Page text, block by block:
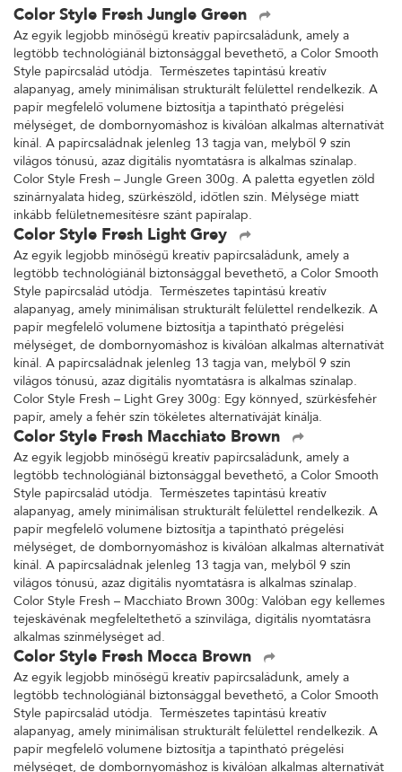
Color Style Fresh Jungle Green
Az egyik legjobb minőségű kreatív papírcsaládunk, amely a
legtöbb technológiánál biztonsággal bevethető, a Color Smooth
Style papírcsalád utódja. Természetes tapintású kreatív
alapanyag, amely minimálisan strukturált felülettel rendelkezik. A
papír megfelelő volumene biztosítja a tapintható prégelési
mélységet, de dombornyomáshoz is kiválóan alkalmas alternatívát
kínál. A papírcsaládnak jelenleg 13 tagja van, melyből 9 szín
világos tónusú, azaz digitális nyomtatásra is alkalmas színalap.
Color Style Fresh – Jungle Green 300g. A paletta egyetlen zöld
színárnyalata hideg, szürkészöld, időtlen szín. Mélysége miatt
inkább felületnemesítésre szánt papíralap.
Color Style Fresh Light Grey
Az egyik legjobb minőségű kreatív papírcsaládunk, amely a
legtöbb technológiánál biztonsággal bevethető, a Color Smooth
Style papírcsalád utódja. Természetes tapintású kreatív
alapanyag, amely minimálisan strukturált felülettel rendelkezik. A
papír megfelelő volumene biztosítja a tapintható prégelési
mélységet, de dombornyomáshoz is kiválóan alkalmas alternatívát
kínál. A papírcsaládnak jelenleg 13 tagja van, melyből 9 szín
világos tónusú, azaz digitális nyomtatásra is alkalmas színalap.
Color Style Fresh – Light Grey 300g: Egy könnyed, szürkésfehér
papír, amely a fehér szín tökéletes alternatíváját kínálja.
Color Style Fresh Macchiato Brown
Az egyik legjobb minőségű kreatív papírcsaládunk, amely a
legtöbb technológiánál biztonsággal bevethető, a Color Smooth
Style papírcsalád utódja. Természetes tapintású kreatív
alapanyag, amely minimálisan strukturált felülettel rendelkezik. A
papír megfelelő volumene biztosítja a tapintható prégelési
mélységet, de dombornyomáshoz is kiválóan alkalmas alternatívát
kínál. A papírcsaládnak jelenleg 13 tagja van, melyből 9 szín
világos tónusú, azaz digitális nyomtatásra is alkalmas színalap.
Color Style Fresh – Macchiato Brown 300g: Valóban egy kellemes
tejeskávénak megfeleltethető a színvilága, digitális nyomtatásra
alkalmas színmélységet ad.
Color Style Fresh Mocca Brown
Az egyik legjobb minőségű kreatív papírcsaládunk, amely a
legtöbb technológiánál biztonsággal bevethető, a Color Smooth
Style papírcsalád utódja. Természetes tapintású kreatív
alapanyag, amely minimálisan strukturált felülettel rendelkezik. A
papír megfelelő volumene biztosítja a tapintható prégelési
mélységet, de dombornyomáshoz is kiválóan alkalmas alternatívát